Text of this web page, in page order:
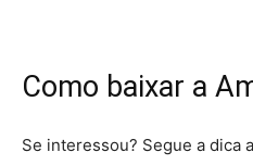
Como baixar a
Se interessou? Segue a dica